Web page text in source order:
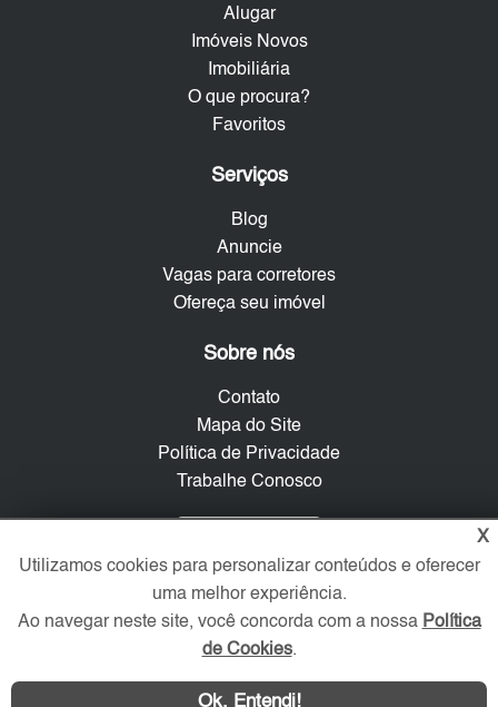
Alugar
Imóveis Novos
Imobiliária
O que procura?
Favoritos
Serviços
Blog
Anuncie
Vagas para corretores
Ofereça seu imóvel
Sobre nós
Contato
Mapa do Site
Política de Privacidade
Trabalhe Conosco
Redes Sociais
X
Utilizamos cookies para personalizar conteúdos e oferecer
uma melhor experiência.
Ao navegar neste site, você concorda com a nossa Política
de Cookies.
Ok, Entendi!